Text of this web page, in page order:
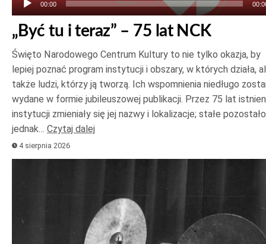
00:00
„Być tu i teraz” – 75 lat NCK
Święto Narodowego Centrum Kultury to nie tylko okazja, by
lepiej poznać program instytucji i obszary, w których działa,
także ludzi, którzy ją tworzą. Ich wspomnienia niedługo
wydane w formie jubileuszowej publikacji. Przez 75 lat
instytucji zmieniały się jej nazwy i lokalizacje; stałe pozostało
jednak… Czytaj dalej
4 sierpnia 2026